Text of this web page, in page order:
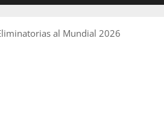
al Mundial 2026